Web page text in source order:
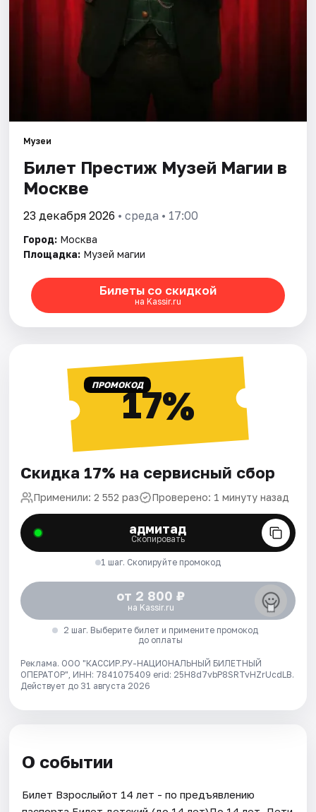
Музеи
Билет Престиж Музей Магии в
Москве
23 декабря 2026 • среда • 17:00
Город: Москва
Площадка: Музей магии
Билеты со скидкой
на Kassir.ru
ПРОМОКОД17%
Скидка 17% на сервисный сбор
Применили: 2 552 раз Проверено: 1 минуту назад
адмитад
Скопировать
1 шаг. Скопируйте промокод
от 2 800 ₽
на Kassir.ru
2 шаг. Выберите билет и примените промокод
до оплаты
Реклама. ООО "КАССИР.РУ-НАЦИОНАЛЬНЫЙ БИЛЕТНЫЙ
ОПЕРАТОР", ИНН: 7841075409 erid: 25H8d7vbP8SRTvHZrUcdLB.
Действует до 31 августа 2026
О событии
Билет Взрослыйот 14 лет - по предъявлению